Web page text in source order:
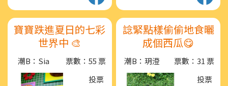
寶寶跌進夏日的七彩
世界中 🎨
潮B：Sia
票數：55 票
投票
諗緊點樣偷偷地食曬
成個西瓜😋
潮B：玥澄
票數：31 票
投票